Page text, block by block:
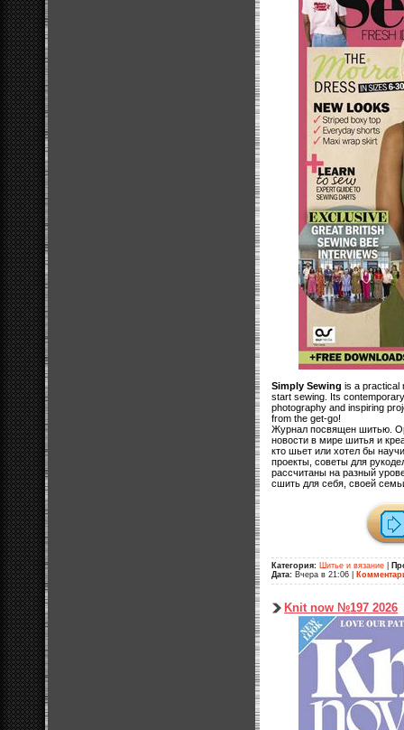
Simply Sewing is a practical
start sewing. Its
photography and inspiring
from the get-go!
Журнал посвящен шитью.
новости в мире шитья и
кто шьет или хотел бы
проекты, советы для
рассчитаны на разный
сшить для себя, своей
Категория: Шитье и вязание
Дата: Вчера в 21:06
Knit now №197 2026